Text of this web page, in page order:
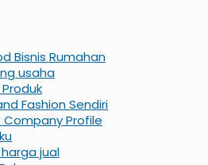
Bisnis Rumahan
usaha
Fashion Sendiri
Profile
jual